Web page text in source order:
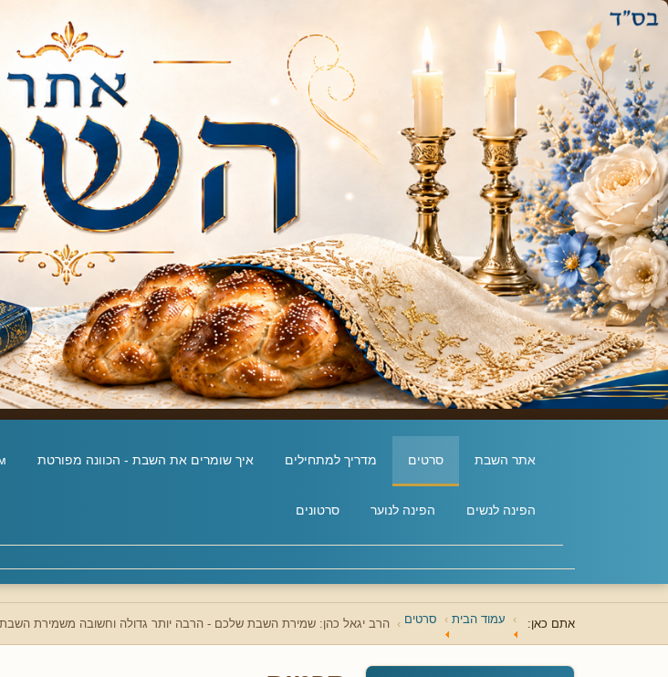
אתר השבת סרטים מדריך למתחילים איך שומרים את השבת - הכוונה מפורטת
הפינה לנשים הפינה לנוער סרטונים
אתם כאן: עמוד הבית סרטים הרב יגאל כהן: שמירת השבת שלכם - הרבה יותר גדולה וחשובה משמירת